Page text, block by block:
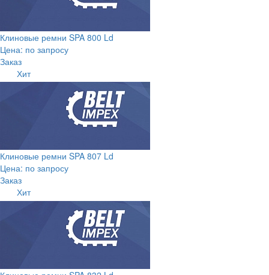
Клиновые ремни SPA 800 Ld
Цена: по запросу
Заказ
Хит
Клиновые ремни SPA 807 Ld
Цена: по запросу
Заказ
Хит